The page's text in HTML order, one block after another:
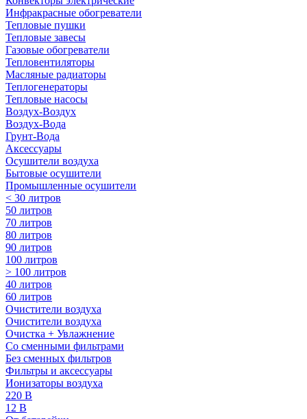
Инфракрасные обогреватели
Тепловые пушки
Тепловые завесы
Газовые обогреватели
Тепловентиляторы
Масляные радиаторы
Теплогенераторы
Тепловые насосы
Воздух-Воздух
Воздух-Вода
Грунт-Вода
Аксессуары
Осушители воздуха
Бытовые осушители
Промышленные осушители
< 30 литров
50 литров
70 литров
80 литров
90 литров
100 литров
> 100 литров
40 литров
60 литров
Очистители воздуха
Очистители воздуха
Очистка + Увлажнение
Cо сменными фильтрами
Без сменных фильтров
Фильтры и аксессуары
Ионизаторы воздуха
220 В
12 В